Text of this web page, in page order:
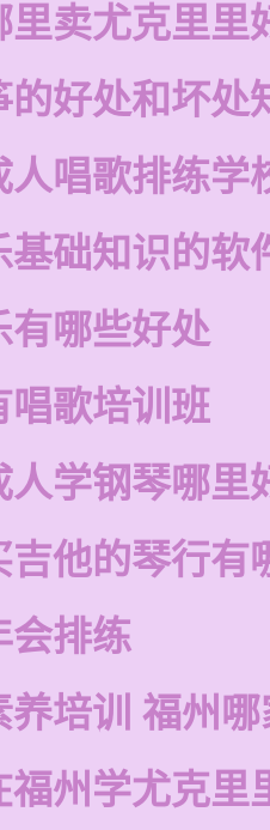
里卖尤克里里
的好处和坏处
人唱歌排练学
基础知识的软
有哪些好处
唱歌培训班
人学钢琴哪里
吉他的琴行有
会排练
养培训 福州
福州学尤克里